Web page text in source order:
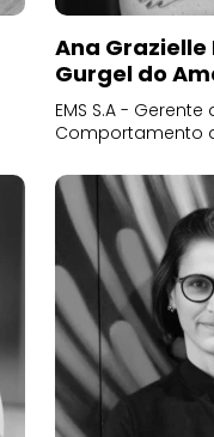
Ana
Gurgel do
EMS S.A -
Comportamento